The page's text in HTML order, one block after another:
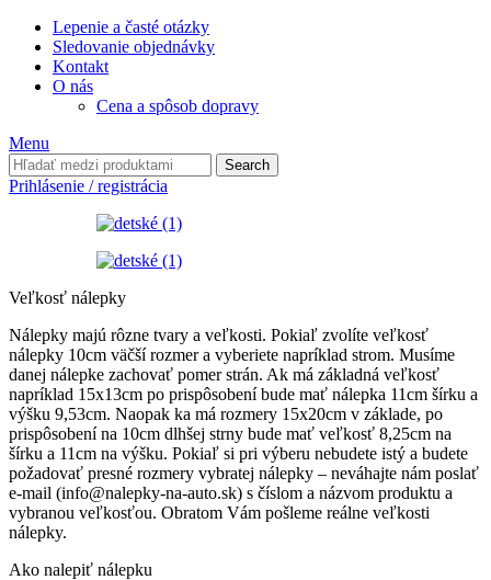
Lepenie a časté otázky
Sledovanie objednávky
Kontakt
O nás
Cena a spôsob dopravy
Menu
Search
Prihlásenie / registrácia
Veľkosť nálepky
Nálepky majú rôzne tvary a veľkosti. Pokiaľ zvolíte veľkosť
nálepky 10cm väčší rozmer a vyberiete napríklad strom. Musíme
danej nálepke zachovať pomer strán. Ak má základná veľkosť
napríklad 15x13cm po prispôsobení bude mať nálepka 11cm šírku a
výšku 9,53cm. Naopak ka má rozmery 15x20cm v základe, po
prispôsobení na 10cm dlhšej strny bude mať veľkosť 8,25cm na
šírku a 11cm na výšku. Pokiaľ si pri výberu nebudete istý a budete
požadovať presné rozmery vybratej nálepky – neváhajte nám poslať
e-mail (info@nalepky-na-auto.sk) s číslom a názvom produktu a
vybranou veľkosťou. Obratom Vám pošleme reálne veľkosti
nálepky.
Ako nalepiť nálepku